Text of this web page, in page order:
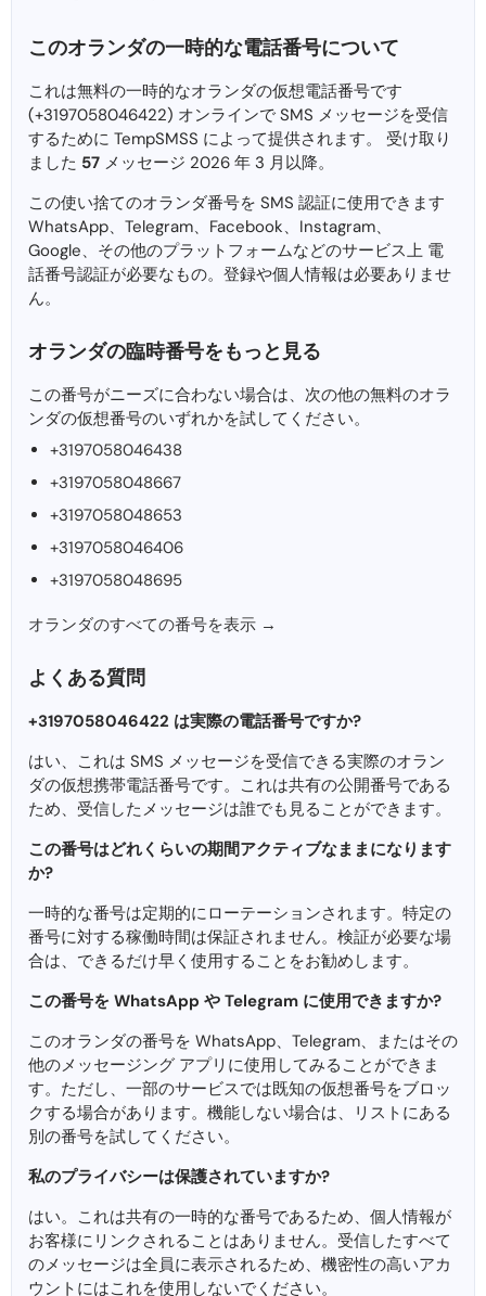
このオランダの一時的な電話番号について
これは無料の一時的なオランダの仮想電話番号です
(+3197058046422) オンラインで SMS メッセージを受信
するために TempSMSS によって提供されます。 受け取り
ました 57 メッセージ 2026 年 3 月以降。
この使い捨てのオランダ番号を SMS 認証に使用できます
WhatsApp、Telegram、Facebook、Instagram、
Google、その他のプラットフォームなどのサービス上 電
話番号認証が必要なもの。登録や個人情報は必要ありませ
ん。
オランダの臨時番号をもっと見る
この番号がニーズに合わない場合は、次の他の無料のオラ
ンダの仮想番号のいずれかを試してください。
+3197058046438
+3197058048667
+3197058048653
+3197058046406
+3197058048695
オランダのすべての番号を表示 →
よくある質問
+3197058046422 は実際の電話番号ですか?
はい、これは SMS メッセージを受信できる実際のオラン
ダの仮想携帯電話番号です。これは共有の公開番号である
ため、受信したメッセージは誰でも見ることができます。
この番号はどれくらいの期間アクティブなままになります
か?
一時的な番号は定期的にローテーションされます。特定の
番号に対する稼働時間は保証されません。検証が必要な場
合は、できるだけ早く使用することをお勧めします。
この番号を WhatsApp や Telegram に使用できますか?
このオランダの番号を WhatsApp、Telegram、またはその
他のメッセージング アプリに使用してみることができま
す。ただし、一部のサービスでは既知の仮想番号をブロッ
クする場合があります。機能しない場合は、リストにある
別の番号を試してください。
私のプライバシーは保護されていますか?
はい。これは共有の一時的な番号であるため、個人情報が
お客様にリンクされることはありません。受信したすべて
のメッセージは全員に表示されるため、機密性の高いアカ
ウントにはこれを使用しないでください。